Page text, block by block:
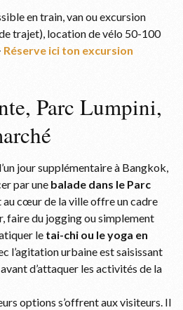
en train, van ou excursion
trajet), location de vélo 50-100
Réserve ici ton excursion
Parc Lumpini,
jour supplémentaire à Bangkok,
par une balade dans le Parc
au cœur de la ville offre un cadre
faire du jogging ou simplement
le tai-chi ou le yoga en
l’agitation urbaine est saisissant
d’attaquer les activités de la
options s’offrent aux visiteurs. Il